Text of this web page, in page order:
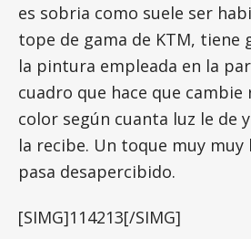
es sobria como suele ser
tope de gama de KTM, tiene
la pintura empleada en la
cuadro que hace que
color según cuanta luz le de
la recibe. Un toque muy
pasa desapercibido.
[SIMG]114213[/SIMG]